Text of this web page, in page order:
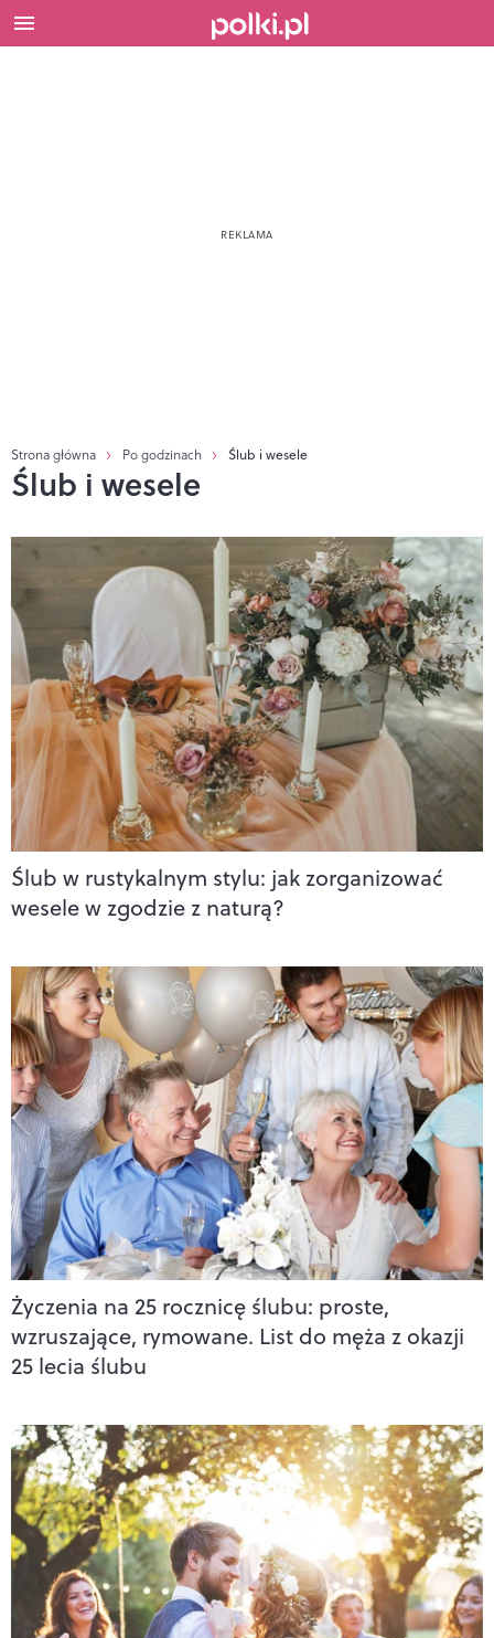
Strona główna Po godzinach Ślub i wesele
Ślub i wesele
Ślub w rustykalnym stylu: jak zorganizować
wesele w zgodzie z naturą?
Życzenia na 25 rocznicę ślubu: proste,
wzruszające, rymowane. List do męża z okazji
25 lecia ślubu